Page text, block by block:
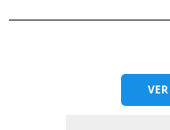
VER